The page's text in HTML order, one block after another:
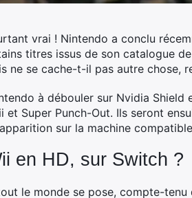
vrai ! Nintendo a conclu
titres issus de son catalogue
ne se cache-t-il pas autre chose,
à débouler sur Nvidia
et Super Punch-Out. Ils seront
sur la machine
en HD, sur Switch ?
le monde se pose, compte-